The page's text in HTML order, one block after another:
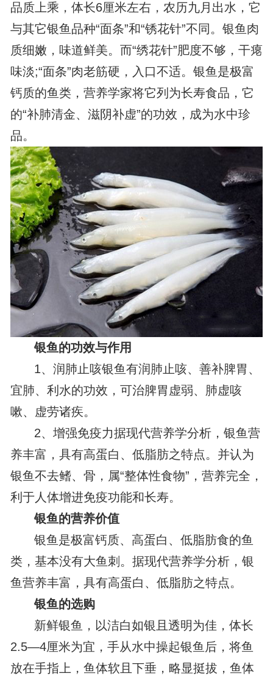
品质上乘，体长6厘米左右，农历九月出水，它
与其它银鱼品种“面条”和“锈花针”不同。银鱼肉
质细嫩，味道鲜美。而“绣花针”肥度不够，干瘪
味淡;“面条”肉老筋硬，入口不适。银鱼是极富
钙质的鱼类，营养学家将它列为长寿食品，它
的“补肺清金、滋阴补虚”的功效，成为水中珍
品。
银鱼的功效与作用
1、润肺止咳银鱼有润肺止咳、善补脾胃、
宜肺、利水的功效，可治脾胃虚弱、肺虚咳
嗽、虚劳诸疾。
2、增强免疫力据现代营养学分析，银鱼营
养丰富，具有高蛋白、低脂肪之特点。并认为
银鱼不去鳍、骨，属“整体性食物”，营养完全，
利于人体增进免疫功能和长寿。
银鱼的营养价值
银鱼是极富钙质、高蛋白、低脂肪食的鱼
类，基本没有大鱼刺。据现代营养学分析，银
鱼营养丰富，具有高蛋白、低脂肪之特点。
银鱼的选购
新鲜银鱼，以洁白如银且透明为佳，体长
2.5—4厘米为宜，手从水中操起银鱼后，将鱼
放在手指上，鱼体软且下垂，略显挺拔，鱼体